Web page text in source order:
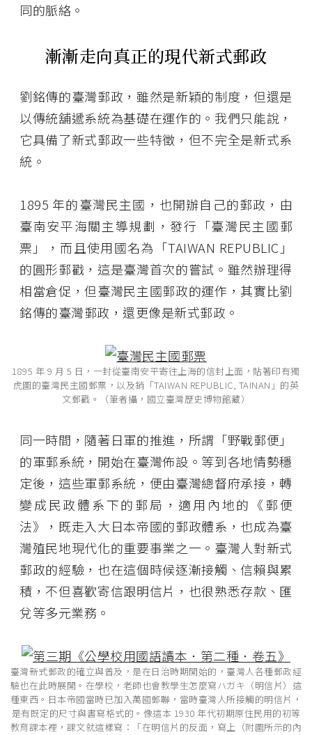
同的脈絡。
漸漸走向真正的現代新式郵政
劉銘傳的臺灣郵政，雖然是新穎的制度，但還是
以傳統舖遞系統為基礎在運作的。我們只能說，
它具備了新式郵政一些特徵，但不完全是新式系
統。
1895 年的臺灣民主國，也開辦自己的郵政，由
臺南安平海關主導規劃，發行「臺灣民主國郵
票」，而且使用國名為「TAIWAN REPUBLIC」
的圓形郵戳，這是臺灣首次的嘗試。雖然辦理得
相當倉促，但臺灣民主國郵政的運作，其實比劉
銘傳的臺灣郵政，還更像是新式郵政。
1895 年 9 月 5 日，一封從臺南安平寄往上海的信封上面，貼著印有獨
虎圖的臺灣民主國郵票，以及銷「TAIWAN REPUBLIC, TAINAN」的英
文郵戳。（筆者攝，國立臺灣歷史博物館藏）
同一時間，隨著日軍的推進，所謂「野戰郵便」
的軍郵系統，開始在臺灣佈設。等到各地情勢穩
定後，這些軍郵系統，便由臺灣總督府承接，轉
變成民政體系下的郵局，適用內地的《郵便
法》，既走入大日本帝國的郵政體系，也成為臺
灣殖民地現代化的重要事業之一。臺灣人對新式
郵政的經驗，也在這個時候逐漸接觸、信賴與累
積，不但喜歡寄信跟明信片，也很熟悉存款、匯
兌等多元業務。
臺灣新式郵政的確立與普及，是在日治時期開始的，臺灣人各種郵政經
驗也在此時展開。在學校，老師也會教學生怎麼寫ハガキ（明信片）這
種東西。日本帝國當時已加入萬國郵聯，當時臺灣人所接觸的明信片，
是有既定的尺寸與書寫格式的。像這本 1930 年代初期原住民用的初等
教育課本裡，課文就這樣寫：「在明信片的反面，寫上（附圖所示的內